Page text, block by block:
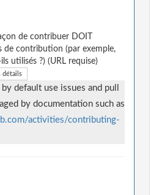
de contribuer DOIT
de contribution (par exemple,
utilisés ?) (URL requise)
détails
default use issues and pull
by documentation such as
activities/contributing-